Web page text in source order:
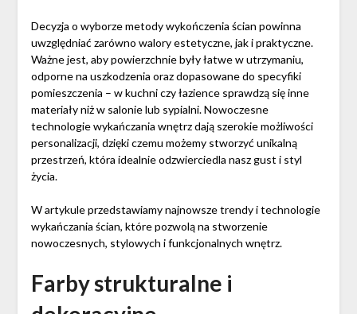
Decyzja o wyborze metody wykończenia ścian powinna
uwzględniać zarówno walory estetyczne, jak i praktyczne.
Ważne jest, aby powierzchnie były łatwe w utrzymaniu,
odporne na uszkodzenia oraz dopasowane do specyfiki
pomieszczenia – w kuchni czy łazience sprawdzą się inne
materiały niż w salonie lub sypialni. Nowoczesne
technologie wykańczania wnętrz dają szerokie możliwości
personalizacji, dzięki czemu możemy stworzyć unikalną
przestrzeń, która idealnie odzwierciedla nasz gust i styl
życia.
W artykule przedstawiamy najnowsze trendy i technologie
wykańczania ścian, które pozwolą na stworzenie
nowoczesnych, stylowych i funkcjonalnych wnętrz.
Farby strukturalne i